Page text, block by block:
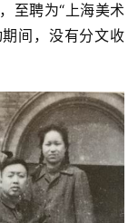
至聘为“上海美术
间，没有分文收